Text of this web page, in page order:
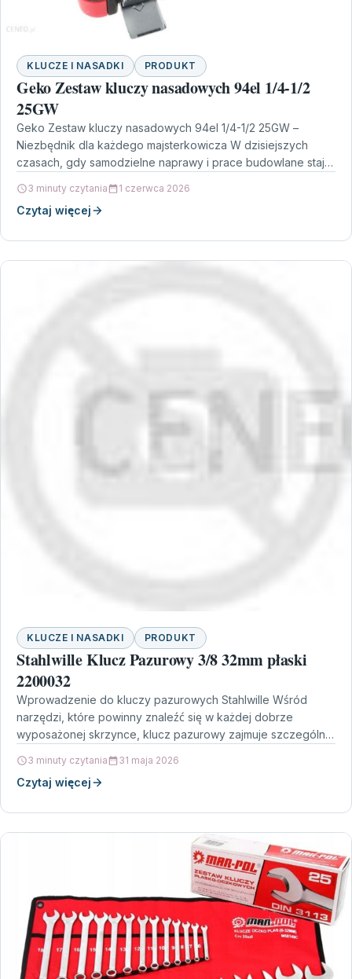
KLUCZE I NASADKI PRODUKT
Geko Zestaw kluczy nasadowych 94el 1/4-1/2
25GW
Geko Zestaw kluczy nasadowych 94el 1/4-1/2 25GW –
Niezbędnik dla każdego majsterkowicza W dzisiejszych
czasach, gdy samodzielne naprawy i prace budowlane stają
3 minuty czytania 1 czerwca 2026
Czytaj więcej
KLUCZE I NASADKI PRODUKT
Stahlwille Klucz Pazurowy 3/8 32mm płaski
2200032
Wprowadzenie do kluczy pazurowych Stahlwille Wśród
narzędzi, które powinny znaleźć się w każdej dobrze
wyposażonej skrzynce, klucz pazurowy zajmuje szczególne
3 minuty czytania 31 maja 2026
Czytaj więcej